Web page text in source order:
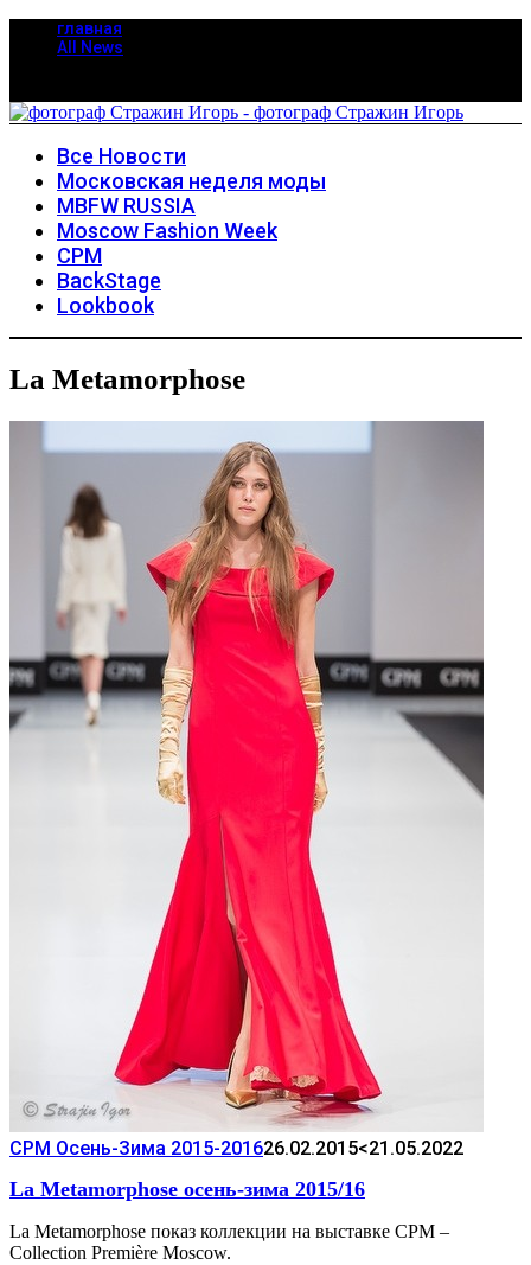
главная
All News
Все Новости
Московская неделя моды
MBFW RUSSIA
Moscow Fashion Week
CPM
BackStage
Lookbook
La Metamorphose
CPM Осень-Зима 2015-201626.02.2015<21.05.2022
La Metamorphose осень-зима 2015/16
La Metamorphose показ коллекции на выставке CPM –
Collection Première Moscow.